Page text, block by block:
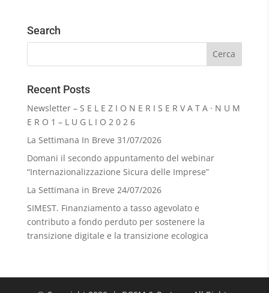
Search
Recent Posts
Newsletter – S E L E Z I O N E R I S E R V A T A · N U M
E R O 1 – L U G L I O 2 0 2 6
La Settimana In Breve 31/07/2026
Domani il secondo appuntamento del webinar
“Internazionalizzazione Sicura delle Imprese”
La Settimana in Breve 24/07/2026
SIMEST. Finanziamento a tasso agevolato e
contributo a fondo perduto per sostenere la
transizione digitale e la transizione ecologica